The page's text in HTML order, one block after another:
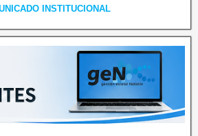
INSTITUCIONAL